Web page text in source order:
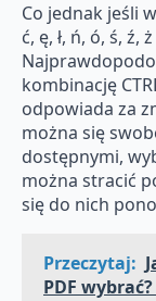
Co jednak jeśli
ć, ę, ł, ń, ó, ś, ź,
kombinację
odpowiada za
można się
dostępnymi,
można stracić
się do nich
Przeczytaj:
PDF